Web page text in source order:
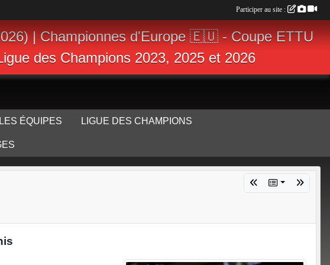
| Championnes d'Europe 🇪🇺 - Coupe ETTU
des Champions 2023, 2025 et 2026
LES ÉQUIPES LIGUE DES CHAMPIONS
Participer au site :